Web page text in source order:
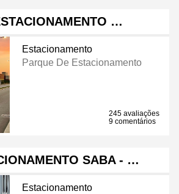
…
Estacionamento
Parque De Estacionamento
245 avaliações
9 comentários
SABA - …
Estacionamento